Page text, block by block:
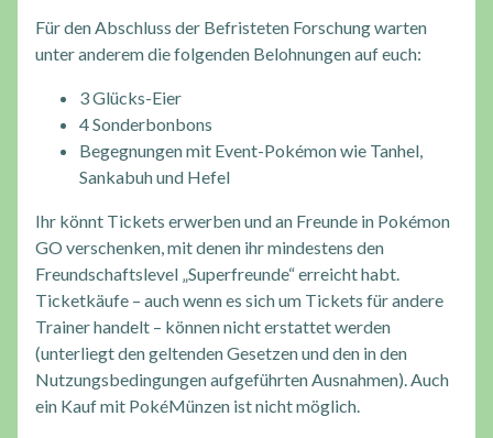
Für den Abschluss der Befristeten Forschung warten
unter anderem die folgenden Belohnungen auf euch:
3 Glücks-Eier
4 Sonderbonbons
Begegnungen mit Event-Pokémon wie Tanhel,
Sankabuh und Hefel
Ihr könnt Tickets erwerben und an Freunde in Pokémon
GO verschenken, mit denen ihr mindestens den
Freundschaftslevel „Superfreunde“ erreicht habt.
Ticketkäufe – auch wenn es sich um Tickets für andere
Trainer handelt – können nicht erstattet werden
(unterliegt den geltenden Gesetzen und den in den
Nutzungsbedingungen aufgeführten Ausnahmen). Auch
ein Kauf mit PokéMünzen ist nicht möglich.